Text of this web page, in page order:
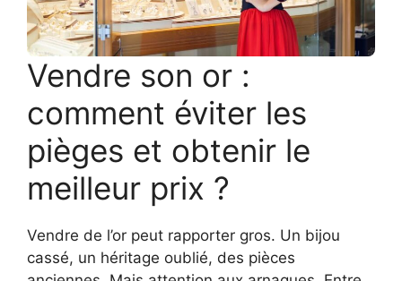
Vendre son or :
comment éviter les
pièges et obtenir le
meilleur prix ?
Vendre de l’or peut rapporter gros. Un bijou
cassé, un héritage oublié, des pièces